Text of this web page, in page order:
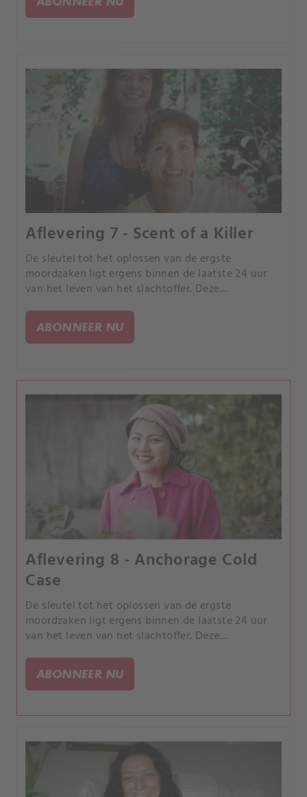
reconstrueren in dat tijdsbestek.
Aflevering 7 - Scent of a Killer
De sleutel tot het oplossen van de ergste
moordzaken ligt ergens binnen de laatste 24 uur
van het leven van het slachtoffer. Deze
volgt rechercheurs die gebeurtenissen
reconstrueren in dat tijdsbestek.
ABONNEER NU
Aflevering 8 - Anchorage Cold
Case
De sleutel tot het oplossen van de ergste
moordzaken ligt ergens binnen de laatste 24 uur
van het leven van het slachtoffer. Deze
volgt rechercheurs die gebeurtenissen
reconstrueren in dat tijdsbestek.
ABONNEER NU